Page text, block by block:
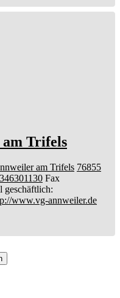
am Trifels
am Trifels 76855
Fax
geschäftlich:
www.vg-annweiler.de